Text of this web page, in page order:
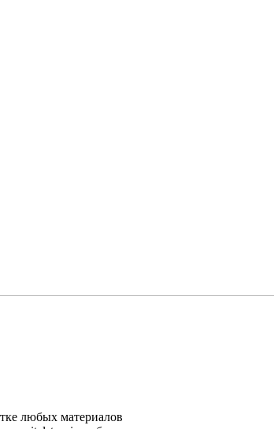
любых материалов